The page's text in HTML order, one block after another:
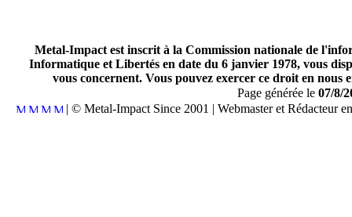
Metal-Impact est inscrit à la Commission nationale de
Informatique et Libertés en date du 6 janvier 1978, vous
vous concernent. Vous pouvez exercer ce droit en
Page générée le 07/8/
| © Metal-Impact Since 2001 | Webmaster et Rédacteur